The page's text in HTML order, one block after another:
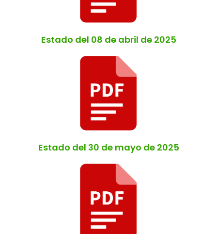
Estado del 08 de abril de 2025
Estado del 30 de mayo de 2025